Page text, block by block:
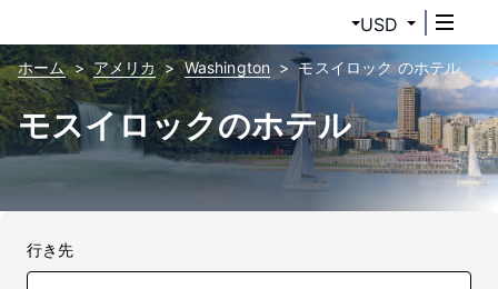
USD
ホーム アメリカ Washington モスイロック のホテル
モスイロックのホテル
行き先